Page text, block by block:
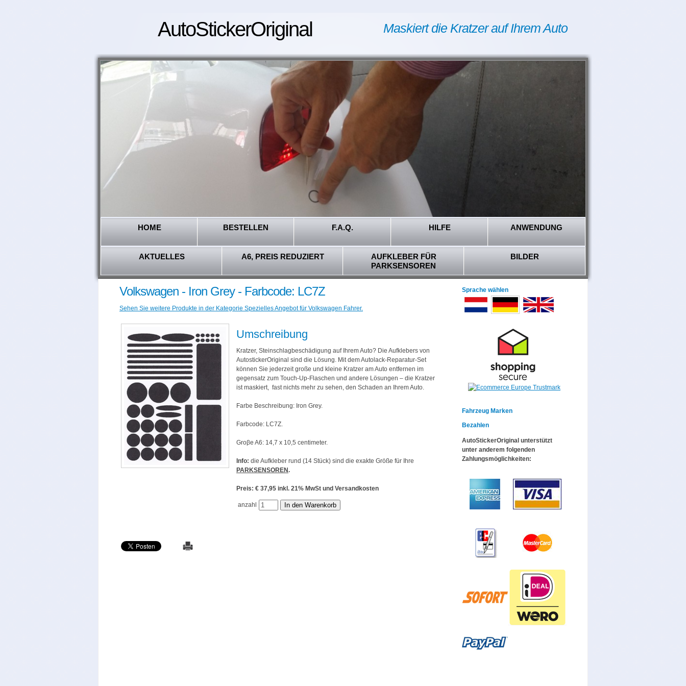
AutoStickerOriginal Maskiert die Kratzer auf Ihrem Auto
HOME BESTELLEN F.A.Q. HILFE ANWENDUNG
AKTUELLES A6, PREIS REDUZIERT
AUFKLEBER FÜR
PARKSENSOREN
BILDER
Volkswagen - Iron Grey - Farbcode: LC7Z
Sehen Sie weitere Produkte in der Kategorie Spezielles Angebot für Volkswagen Fahrer.
Umschreibung
Kratzer, Steinschlagbeschädigung auf Ihrem Auto? Die Aufklebers von
AutostickerOriginal sind die Lösung. Mit dem Autolack-Reparatur-Set
können Sie jederzeit große und kleine Kratzer am Auto entfernen im
gegensatz zum Touch-Up-Flaschen und andere Lösungen – die Kratzer
ist maskiert, fast nichts mehr zu sehen, den Schaden an Ihrem Auto.
Farbe Beschreibung: Iron Grey.
Farbcode: LC7Z.
Groβe A6: 14,7 x 10,5 centimeter.
Info: die Aufkleber rund (14 Stück) sind die exakte Größe für Ihre
PARKSENSOREN.
Preis: € 37,95 inkl. 21% MwSt und Versandkosten
anzahl
Sprache wählen
Fahrzeug Marken
Bezahlen
AutoStickerOriginal unterstützt
unter anderem folgenden
Zahlungsmöglichkeiten: